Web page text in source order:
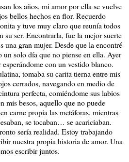
los años, mi amor por ella se vuelve
bellos hechos en flor. Recuerdo
y tuve muy claro que reunía todos
su ser. Encontrarla, fue la mejor suerte
una gran mujer. Desde que la encontré
un solo día que no piense en ella. Ayer
con un vestido blanco.
tomaba su carita tierna entre mis
cerrados, navegando en medio de
perfecta, comiéndome sus labios
mis besos, aquello que no puede
carne propia las metáforas, mientras
se tocaban… se acariciaban.
sería realidad. Estoy trabajando
nuestra propia historia de amor. Una
escribir juntos.